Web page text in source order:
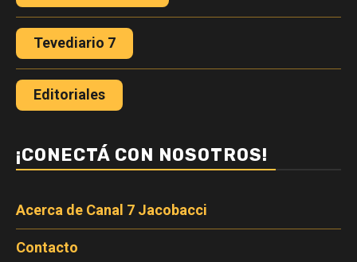
Tevediario 7
Editoriales
¡CONECTÁ CON NOSOTROS!
Acerca de Canal 7 Jacobacci
Contacto